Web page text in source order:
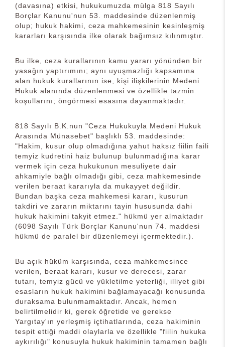
(davasına) etkisi, hukukumuzda mülga 818 Sayılı
Borçlar Kanunu'nun 53. maddesinde düzenlenmiş
olup; hukuk hakimi, ceza mahkemesinin kesinleşmiş
kararları karşısında ilke olarak bağımsız kılınmıştır.
Bu ilke, ceza kurallarının kamu yararı yönünden bir
yasağın yaptırımını; aynı uyuşmazlığı kapsamına
alan hukuk kurallarının ise, kişi ilişkilerinin Medeni
Hukuk alanında düzenlenmesi ve özellikle tazmin
koşullarını; öngörmesi esasına dayanmaktadır.
818 Sayılı B.K.nun "Ceza Hukukuyla Medeni Hukuk
Arasında Münasebet" başlıklı 53. maddesinde:
"Hakim, kusur olup olmadığına yahut haksız fiilin faili
temyiz kudretini haiz bulunup bulunmadığına karar
vermek için ceza hukukunun mesuliyete dair
ahkamiyle bağlı olmadığı gibi, ceza mahkemesinde
verilen beraat kararıyla da mukayyet değildir.
Bundan başka ceza mahkemesi kararı, kusurun
takdiri ve zararın miktarını tayin hususunda dahi
hukuk hakimini takyit etmez." hükmü yer almaktadır
(6098 Sayılı Türk Borçlar Kanunu'nun 74. maddesi
hükmü de paralel bir düzenlemeyi içermektedir.).
Bu açık hüküm karşısında, ceza mahkemesince
verilen, beraat kararı, kusur ve derecesi, zarar
tutarı, temyiz gücü ve yükletilme yeterliği, illiyet gibi
esasların hukuk hakimini bağlamayacağı konusunda
duraksama bulunmamaktadır. Ancak, hemen
belirtilmelidir ki, gerek öğretide ve gerekse
Yargıtay'ın yerleşmiş içtihatlarında, ceza hakiminin
tespit ettiği maddi olaylarla ve özellikle "fiilin hukuka
aykırılığı" konusuyla hukuk hakiminin tamamen bağlı